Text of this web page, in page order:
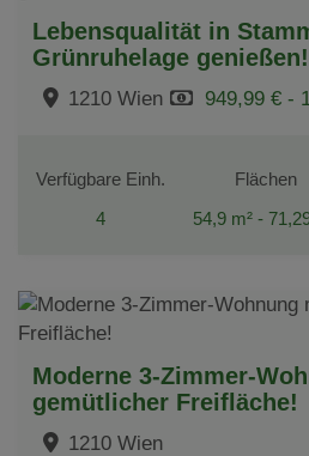
Lebensqualität in
Grünruhelage genießen!
1210 Wien 949,99 € -
Verfügbare Einh.
4
Flächen
54,9 m² -
Moderne 3-Zimmer-
gemütlicher Freifläche!
1210 Wien